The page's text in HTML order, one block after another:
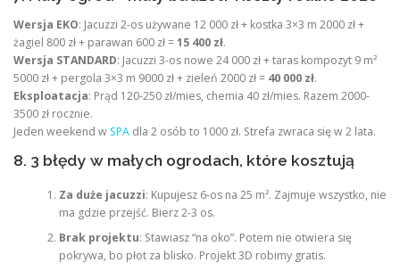
Wersja EKO: Jacuzzi 2-os używane 12 000 zł + kostka 3×3 m 2000 zł +
żagiel 800 zł + parawan 600 zł =15 400 zł.
Wersja STANDARD: Jacuzzi 3-os nowe 24 000 zł + taras kompozyt 9 m²
5000 zł + pergola 3×3 m 9000 zł + zieleń 2000 zł = 40 000 zł.
Eksploatacja: Prąd 120-250 zł/mies, chemia 40 zł/mies. Razem 2000-
3500 zł rocznie.
Jeden weekend w SPA dla 2 osób to 1000 zł. Strefa zwraca się w 2 lata.
8. 3 błędy w małych ogrodach, które kosztują
Za duże jacuzzi: Kupujesz 6-os na 25 m². Zajmuje wszystko, nie
ma gdzie przejść. Bierz 2-3 os.
Brak projektu: Stawiasz “na oko”. Potem nie otwiera się
pokrywa, bo płot za blisko. Projekt 3D robimy gratis.